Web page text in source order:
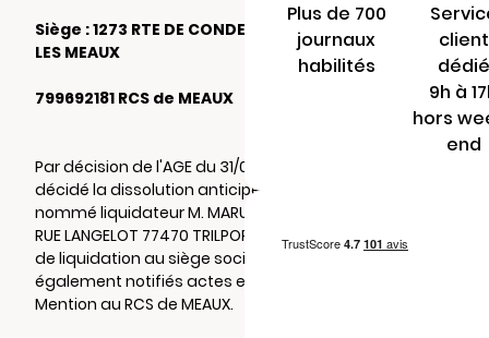
Siège : 1273 RTE DE CONDE 77100 MAREUIL
LES MEAUX
799692181 RCS de MEAUX
Par décision de l'AGE du 31/05/2026, il a été
décidé la dissolution anticipée de la société,
nommé liquidateur M. MARUJO GEORGES 22
RUE LANGELOT 77470 TRILPORT , et fixé le siège
de liquidation au siège social où seront
également notifiés actes et documents.
Mention au RCS de MEAUX.
Plus de 700
journaux
habilités
client
dédié
9h à
hors
end